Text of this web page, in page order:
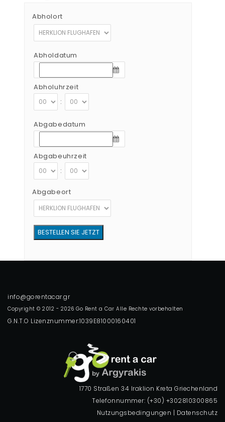
Abholort
Abholdatum
Abholuhrzeit
:
Abgabedatum
Abgabeuhrzeit
:
Abgabeort
Copyright © 2012 - 2026 Go Rent a Car Alle Rechte vorbehalten
G.N.T.O Lizenznummer:1039E81000160401
1770 Straßen 34 Iraklion Kreta Griechenland
Telefonnummer: (+30) +302810300865
Nutzungsbedingungen | Datenschutz